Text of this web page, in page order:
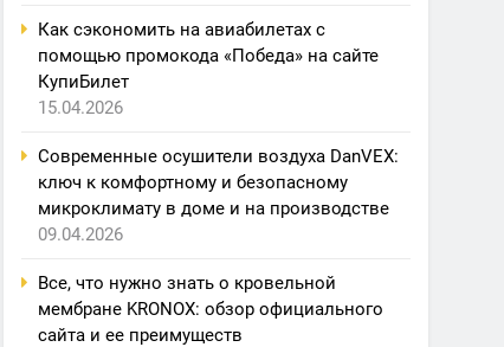
Как сэкономить на авиабилетах с
помощью промокода «Победа» на сайте
КупиБилет
15.04.2026
Современные осушители воздуха DanVEX:
ключ к комфортному и безопасному
микроклимату в доме и на производстве
09.04.2026
Все, что нужно знать о кровельной
мембране KRONOX: обзор официального
сайта и ее преимуществ